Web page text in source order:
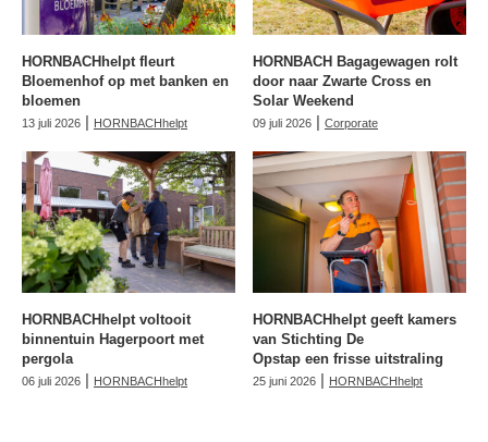
HORNBACHhelpt fleurt
Bloemenhof op met banken en
bloemen
13 juli 2026 | HORNBACHhelpt
HORNBACH Bagagewagen rolt
door naar Zwarte Cross en
Solar Weekend
09 juli 2026 | Corporate
HORNBACHhelpt voltooit
binnentuin Hagerpoort met
pergola
06 juli 2026 | HORNBACHhelpt
HORNBACHhelpt geeft kamers
van Stichting De
Opstap een frisse uitstraling
25 juni 2026 | HORNBACHhelpt